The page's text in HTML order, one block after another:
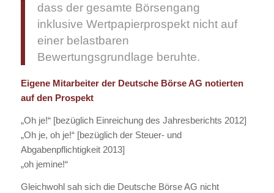
dass der gesamte Börsengang
inklusive Wertpapierprospekt nicht auf
einer belastbaren
Bewertungsgrundlage beruhte.
Eigene Mitarbeiter der Deutsche Börse AG notierten
auf den Prospekt
„Oh je!“ [bezüglich Einreichung des Jahresberichts 2012]
„Oh je, oh je!“ [bezüglich der Steuer- und
Abgabenpflichtigkeit 2013]
„oh jemine!“
Gleichwohl sah sich die Deutsche Börse AG nicht